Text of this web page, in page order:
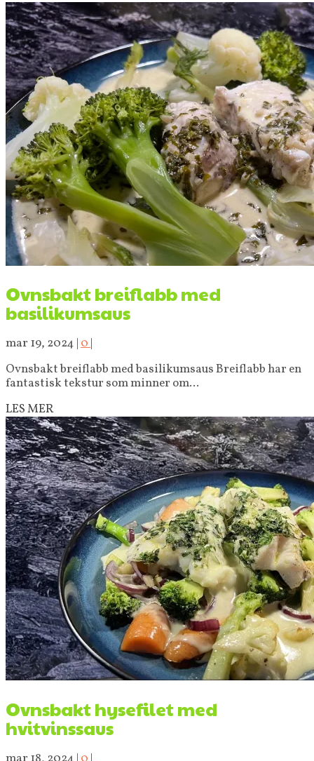
Ovnsbakt breiflabb med
basilikumsaus
mar 19, 2024 |0|
Ovnsbakt breiflabb med basilikumsaus Breiflabb har en
fantastisk tekstur som minner om...
LES MER
Ovnsbakt hysefilet med
hvitvinssaus